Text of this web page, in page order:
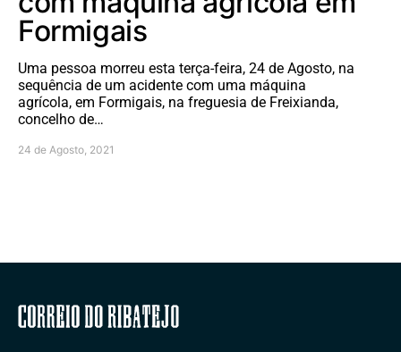
Formigais
Uma pessoa morreu esta terça-feira, 24 de Agosto, na
sequência de um acidente com uma máquina
agrícola, em Formigais, na freguesia de Freixianda,
concelho de…
24 de Agosto, 2021
Correio do Ribatejo